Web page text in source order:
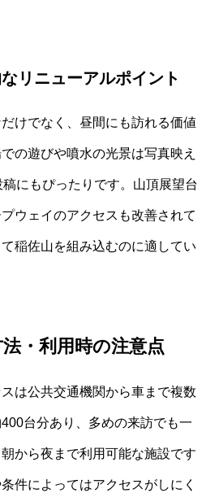
リニューアルポイント
けでなく、昼間にも訪れる価値
の遊びや噴水の光景は写真映え
にもぴったりです。山頂展望台
ウェイのアクセスも改善されて
稲佐山を組み込むのに適してい
・利用時の注意点
は公共交通機関から車まで複数
台分あり、多めの来訪でも一
から夜まで利用可能な施設です
件によってはアクセスがしにく